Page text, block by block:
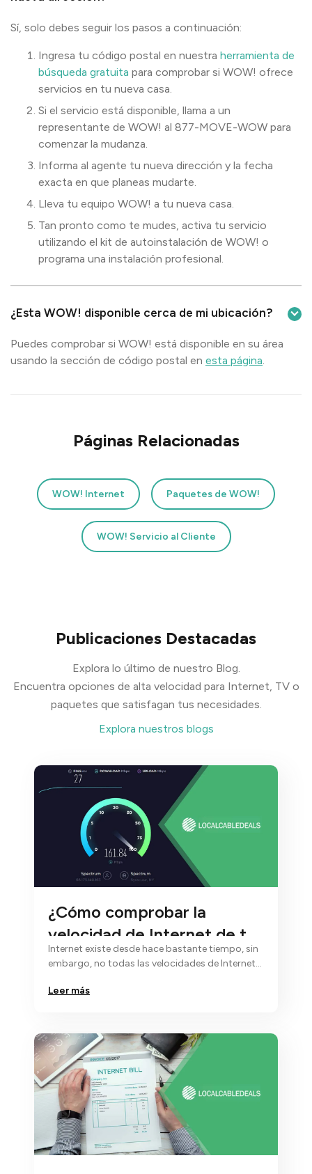
Sí, solo debes seguir los pasos a continuación:
Ingresa tu código postal en nuestra herramienta de
búsqueda gratuita para comprobar si WOW! ofrece
servicios en tu nueva casa.
Si el servicio está disponible, llama a un
representante de WOW! al 877-MOVE-WOW para
comenzar la mudanza.
Informa al agente tu nueva dirección y la fecha
exacta en que planeas mudarte.
Lleva tu equipo WOW! a tu nueva casa.
Tan pronto como te mudes, activa tu servicio
utilizando el kit de autoinstalación de WOW! o
programa una instalación profesional.
¿Esta WOW! disponible cerca de mi ubicación?
Puedes comprobar si WOW! está disponible en su área
usando la sección de código postal en esta página.
Páginas Relacionadas
WOW! Internet Paquetes de WOW!
WOW! Servicio al Cliente
Publicaciones Destacadas
Explora lo último de nuestro Blog.
Encuentra opciones de alta velocidad para Internet, TV o
paquetes que satisfagan tus necesidades.
Explora nuestros blogs
¿Cómo comprobar la
velocidad de Internet de tu
casa?
Internet existe desde hace bastante tiempo, sin
embargo, no todas las velocidades de Internet
Leer más